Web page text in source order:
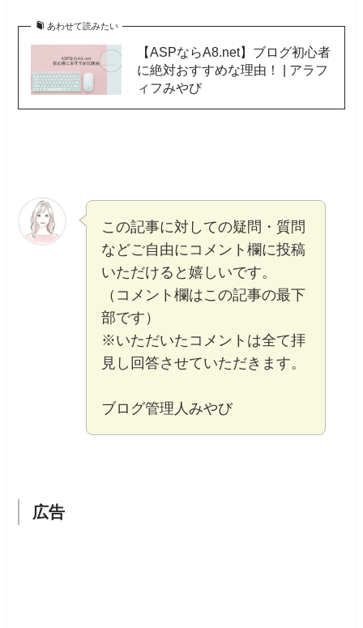
あわせて読みたい
【ASPならA8.net】ブログ初心者
に絶対おすすめな理由！ | アラフ
ィフみやび
この記事に対しての疑問・質問
などご自由にコメント欄に投稿
いただけると嬉しいです。
（コメント欄はこの記事の最下
部です）
※いただいたコメントは全て拝
見し回答させていただきます。
ブログ管理人みやび
広告